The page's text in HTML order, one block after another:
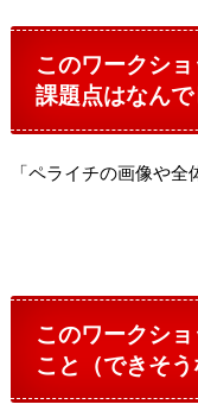
このワークシ
課題点はなんで
「ペライチの画像や全
このワークシ
こと（できそ